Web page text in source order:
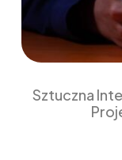
Sztuczna